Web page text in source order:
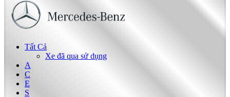
Tất Cả
Xe đã qua sử dụng
A
C
E
S